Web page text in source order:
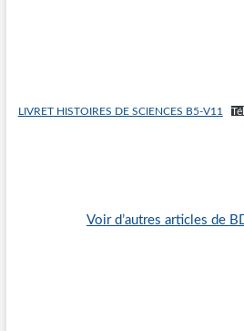
LIVRET HISTOIRES DE SCIENCES B5-V11
Voir d’autres articles de